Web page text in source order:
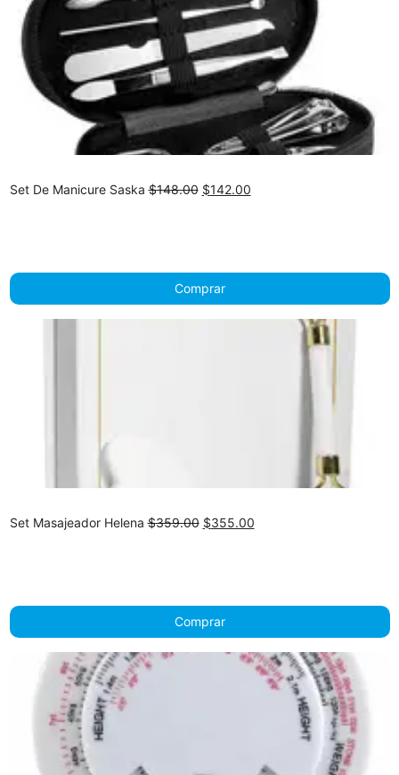
Set De Manicure Saska$148.00 Original
$142.00Current
Comprar
Set Masajeador Helena$359.00 Original
$355.00Current
Comprar